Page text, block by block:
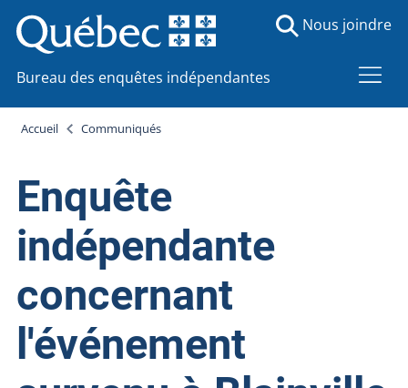
Bureau des enquêtes indépendantes
Nous joindre
Accueil Communiqués
Enquête
indépendante
concernant
l'événement